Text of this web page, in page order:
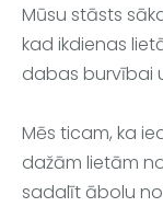
Mūsu stāsts
kad ikdienas
dabas burvībai
Mēs ticam, ka
dažām lietām
sadalīt ābolu